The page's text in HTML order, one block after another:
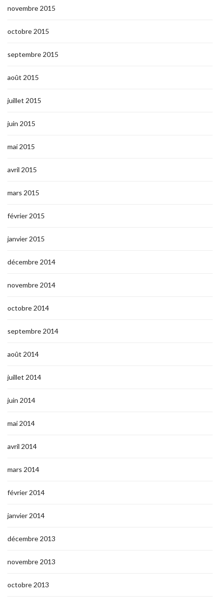
novembre 2015
octobre 2015
septembre 2015
août 2015
juillet 2015
juin 2015
mai 2015
avril 2015
mars 2015
février 2015
janvier 2015
décembre 2014
novembre 2014
octobre 2014
septembre 2014
août 2014
juillet 2014
juin 2014
mai 2014
avril 2014
mars 2014
février 2014
janvier 2014
décembre 2013
novembre 2013
octobre 2013